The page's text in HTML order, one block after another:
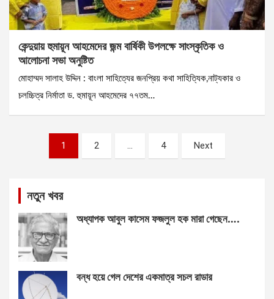
কেন্দুয়ায় হুমায়ূন আহমেদের জন্ম বার্ষিকী উপলক্ষে সাংস্কৃতিক ও
আলোচনা সভা অনুষ্টিত
মোহাম্মদ সালাহ উদ্দিন : বাংলা সাহিত্যের জনপ্রিয় কথা সাহিত্যিক,নাট্যকার ও
চলচ্চিত্র নির্মাতা ড. হুমায়ূন আহমেদের ৭৭তম…
pagination
1 2 … 4 Next
নতুন খবর
অধ্যাপক আবুল কাসেম ফজলুল হক মারা গেছেন….
বন্ধ হয়ে গেল দেশের একমাত্র সচল রাডার